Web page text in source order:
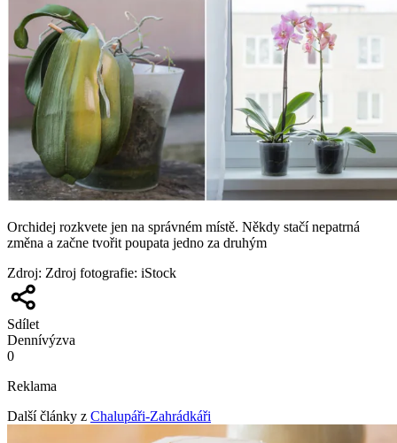
Orchidej rozkvete jen na správném místě. Někdy stačí nepatrná
změna a začne tvořit poupata jedno za druhým
Zdroj: Zdroj fotografie: iStock
Sdílet
Dennívýzva
0
Reklama
Další články z Chalupáři-Zahrádkáři